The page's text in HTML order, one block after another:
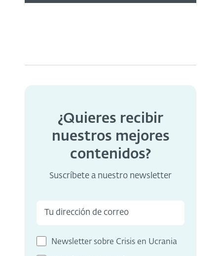
¿Quieres recibir
nuestros mejores
contenidos?
Suscríbete a nuestro newsletter
Newsletter sobre Crisis en Ucrania